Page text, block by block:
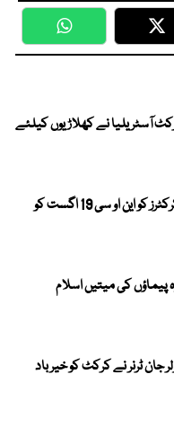
WhatsApp
آسٹریلیا نے کھلاڑیوں کیلئے
کیریبین پریمیئر لیگ ، قومی کرکٹرز کو این او سی 19 اگست کو
کوہ پیماؤں کی میتیں اسلام
باؤلر جان ٹرنر نے کرکٹ کو خیر باد